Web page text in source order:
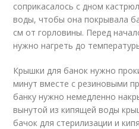
соприкасалось с дном
воды, чтобы она покрывала
см от горловины. Перед
нужно нагреть до
Крышки для банок нужно
минут вместе с резиновыми
банку нужно немедленно
вынутой из кипящей воды
бачок для стерилизации и